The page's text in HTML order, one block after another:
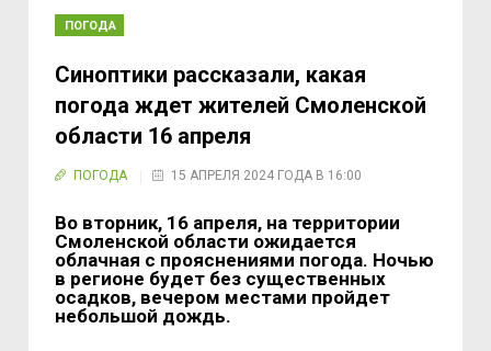
ПОГОДА
Синоптики рассказали, какая
погода ждет жителей Смоленской
области 16 апреля
ПОГОДА 15 АПРЕЛЯ 2024 ГОДА В 16:00
Во вторник, 16 апреля, на территории
Смоленской области ожидается
облачная с прояснениями погода. Ночью
в регионе будет без существенных
осадков, вечером местами пройдет
небольшой дождь.